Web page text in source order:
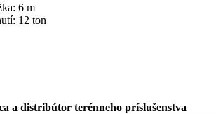
6 m
12 ton
a distribútor terénneho príslušenstva